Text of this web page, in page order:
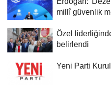
millî güvenlik
Özel
belirlendi
Yeni Parti